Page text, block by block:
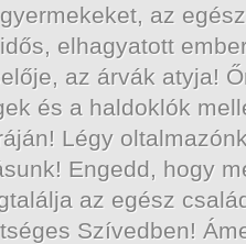
az
elhagyatott
az árvák atyja!
és a haldoklók
Légy
Engedd, hogy
az egész
Szívedben!